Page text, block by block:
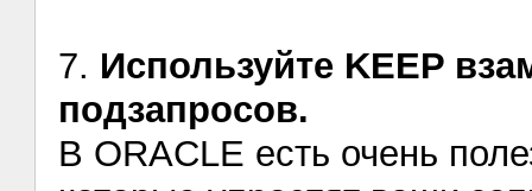
7. Используйте KEEP
подзапросов.
В ORACLE есть очень